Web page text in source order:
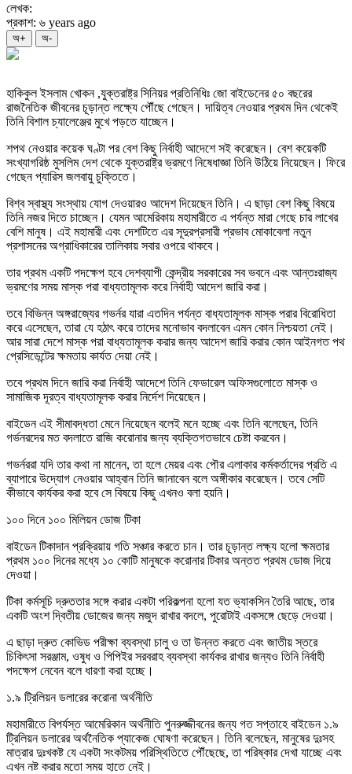
লেখক:
প্রকাশ: ৬ years ago
অ+ অ-
হাকিকুল ইসলাম খোকন ,যুক্তরাষ্ট্র সিনিয়র প্রতিনিধিঃ জো বাইডেনের ৫০ বছরের
রাজনৈতিক জীবনের চূড়ান্ত লক্ষ্যে পৌঁছে গেছেন। দায়িত্ব নেওয়ার প্রথম দিন থেকেই
তিনি বিশাল চ্যালেঞ্জের মুখে পড়তে যাচ্ছেন।
শপথ নেওয়ার কয়েক ঘণ্টা পর বেশ কিছু নির্বাহী আদেশে সই করেছেন। বেশ কয়েকটি
সংখ্যাগরিষ্ঠ মুসলিম দেশ থেকে যুক্তরাষ্ট্র ভ্রমণে নিষেধাজ্ঞা তিনি উঠিয়ে নিয়েছেন। ফিরে
গেছেন প্যারিস জলবায়ু চুক্তিতে।
বিশ্ব স্বাস্থ্য সংস্থায় যোগ দেওয়ারও আদেশ দিয়েছেন তিনি। এ ছাড়া বেশ কিছু বিষয়ে
তিনি নজর দিতে চাচ্ছেন। যেমন আমেরিকায় মহামারীতে এ পর্যন্ত মারা গেছে চার লাখের
বেশি মানুষ। এই মহামারী এবং দেশটিতে এর সূদুরপ্রসারী প্রভাব মোকাবেলা নতুন
প্রশাসনের অগ্রাধিকারের তালিকায় সবার ওপরে থাকবে।
তার প্রথম একটি পদক্ষেপ হবে দেশব্যাপী কেন্দ্রীয় সরকারের সব ভবনে এবং আন্তঃরাজ্য
ভ্রমণের সময় মাস্ক পরা বাধ্যতামূলক করে নির্বাহী আদেশ জারি করা।
তবে বিভিন্ন অঙ্গরাজ্যের গভর্নর যারা এতদিন পর্যন্ত বাধ্যতামূলক মাস্ক পরার বিরোধিতা
করে এসেছেন, তারা যে হঠাৎ করে তাদের মনোভাব বদলাবেন এমন কোন নিশ্চয়তা নেই।
আর সারা দেশে মাস্ক পরা বাধ্যতামূলক করার জন্য আদেশ জারি করার কোন আইনগত পথ
প্রেসিডেন্টের ক্ষমতায় কার্যত দেয়া নেই।
তবে প্রথম দিনে জারি করা নির্বাহী আদেশে তিনি ফেডারেল অফিসগুলোতে মাস্ক ও
সামাজিক দূরত্ব বাধ্যতামূলক করার নির্দেশ দিয়েছেন।
বাইডেন এই সীমাবদ্ধতা মেনে নিয়েছেন বলেই মনে হচ্ছে এবং তিনি বলেছেন, তিনি
গর্ভনরদের মত বদলাতে রাজি করোনার জন্য ব্যক্তিগতভাবে চেষ্টা করবেন।
গভর্নররা যদি তার কথা না মানেন, তা হলে মেয়র এবং পৌর এলাকার কর্মকর্তাদের প্রতি এ
ব্যাপারে উদ্যোগ নেওয়ার আহ্বান তিনি জানাবেন বলে অঙ্গীকার করেছেন। তবে সেটি
কীভাবে কার্যকর করা হবে সে বিষয়ে কিছু এখনও বলা হয়নি।
১০০ দিনে ১০০ মিলিয়ন ডোজ টিকা
বাইডেন টিকাদান প্রক্রিয়ায় গতি সঞ্চার করতে চান। তার চূড়ান্ত লক্ষ্য হলো ক্ষমতার
প্রথম ১০০ দিনের মধ্যে ১০ কোটি মানুষকে করোনার টিকার অন্তত প্রথম ডোজ দিয়ে
দেওয়া।
টিকা কর্মসূচি দ্রুততার সঙ্গে করার একটা পরিকল্পনা হলো যত ভ্যাকসিন তৈরি আছে, তার
একটি অংশ দ্বিতীয় ডোজের জন্য মজুদ রাখার বদলে, পুরোটাই একসঙ্গে ছেড়ে দেওয়া।
এ ছাড়া দ্রুত কোভিড পরীক্ষা ব্যবস্থা চালু ও তা উন্নত করতে এবং জাতীয় স্তরে
চিকিৎসা সরঞ্জাম, ওষুধ ও পিপিইর সরবরাহ ব্যবস্থা কার্যকর রাখার জন্যও তিনি নির্বাহী
পদক্ষেপ নেবেন বলে ধারণা করা হচ্ছে।
১.৯ ট্রিলিয়ন ডলারের করোনা অর্থনীতি
মহামারীতে বিপর্যস্ত আমেরিকান অর্থনীতি পুনরুজ্জীবনের জন্য গত সপ্তাহে বাইডেন ১.৯
ট্রিলিয়ন ডলারের অর্থনৈতিক প্যাকেজ ঘোষণা করেছেন। তিনি বলেছেন, মানুষের দুঃসহ
মাত্রার দুঃখকষ্ট যে একটা সংকটময় পরিস্থিতিতে পৌঁছেছে, তা পরিষ্কার দেখা যাচ্ছে এবং
এখন নষ্ট করার মতো সময় হাতে নেই।